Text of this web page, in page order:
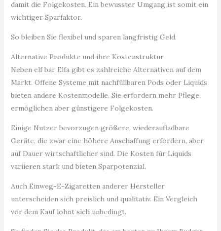
damit die Folgekosten. Ein bewusster Umgang ist somit ein
wichtiger Sparfaktor.
So bleiben Sie flexibel und sparen langfristig Geld.
Alternative Produkte und ihre Kostenstruktur
Neben elf bar Elfa gibt es zahlreiche Alternativen auf dem
Markt. Offene Systeme mit nachfüllbaren Pods oder Liquids
bieten andere Kostenmodelle. Sie erfordern mehr Pflege,
ermöglichen aber günstigere Folgekosten.
Einige Nutzer bevorzugen größere, wiederaufladbare
Geräte, die zwar eine höhere Anschaffung erfordern, aber
auf Dauer wirtschaftlicher sind. Die Kosten für Liquids
variieren stark und bieten Sparpotenzial.
Auch Einweg-E-Zigaretten anderer Hersteller
unterscheiden sich preislich und qualitativ. Ein Vergleich
vor dem Kauf lohnt sich unbedingt.